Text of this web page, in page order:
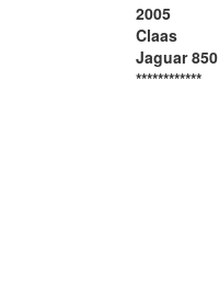
2005
Claas
Jaguar 850
************